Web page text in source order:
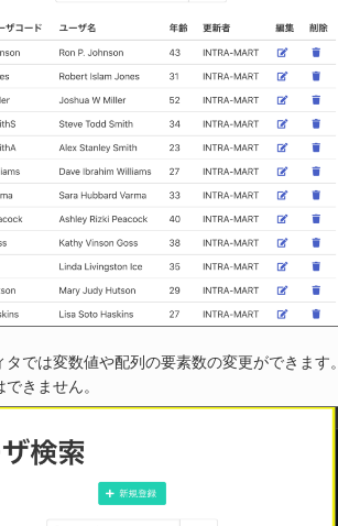
タでは変数値や配列の要素数の変更ができます。
きません。